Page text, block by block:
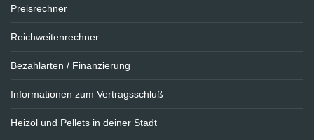
Preisrechner
Reichweitenrechner
Bezahlarten / Finanzierung
Informationen zum Vertragsschluß
Heizöl und Pellets in deiner Stadt